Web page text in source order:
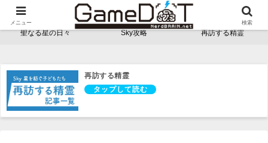
NerdBRAINゲーム支部 - ゲームドット -
聖なる星の日々 Sky攻略 再訪する精霊
再訪する精霊
メニュー 検索